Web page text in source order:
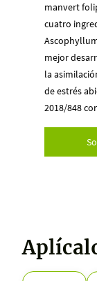
manvert
cuatro
mejor
la
de estrés
2018/848